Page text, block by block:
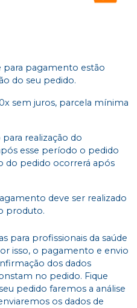
para pagamento estão
do seu pedido.
sem juros, parcela mínima
realização do
esse período o pedido
do pedido ocorrerá após
deve ser realizado
produto.
para profissionais da saúde
isso, o pagamento e envio
dos dados
no pedido. Fique
pedido faremos a análise
os dados de